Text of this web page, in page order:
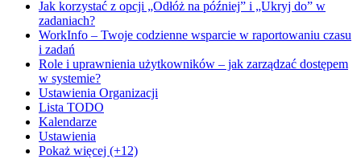
Jak korzystać z opcji „Odłóż na później” i „Ukryj do” w
zadaniach?
WorkInfo – Twoje codzienne wsparcie w raportowaniu czasu
i zadań
Role i uprawnienia użytkowników – jak zarządzać dostępem
w systemie?
Ustawienia Organizacji
Lista TODO
Kalendarze
Ustawienia
Pokaż więcej (+12)